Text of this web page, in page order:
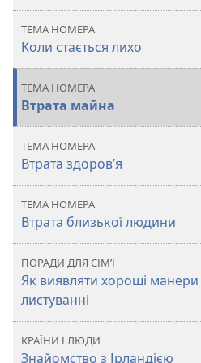
лихо
ТЕМА НОМЕРА
Коли стається лихо
ТЕМА НОМЕРА
Втрата майна
ТЕМА НОМЕРА
Втрата здоров’я
ТЕМА НОМЕРА
Втрата близької людини
ПОРАДИ ДЛЯ СІМ’Ї
Як виявляти хороші
листуванні
КРАЇНИ І ЛЮДИ
Знайомство з Ірландією